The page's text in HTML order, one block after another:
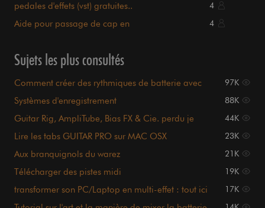
pedales d'effets (vst) gratuites.. 4
Aide pour passage de cap en
4
Sujets les plus consultés
Comment créer des rythmiques de batterie avec
97K
Systèmes d'enregistrement 88K
Guitar Rig, AmpliTube, Bias FX & Cie. perdu je
44K
Lire les tabs GUITAR PRO sur MAC OSX 23K
Aux branquignols du warez 21K
Télécharger des pistes midi
19K
transformer son PC/Laptop en multi-effet : tout ici
17K